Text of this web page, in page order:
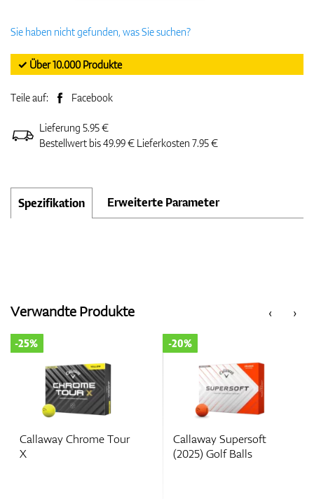
Sie haben nicht gefunden, was Sie suchen?
✓ Über 10.000 Produkte
Teile auf: Facebook
Lieferung 5.95 €
Bestellwert bis 49.99 € Lieferkosten 7.95 €
Spezifikation Erweiterte Parameter
‹
Verwandte Produkte ›
Callaway Chrome Tour
X
-25%
Callaway Supersoft
(2025) Golf Balls
-20%